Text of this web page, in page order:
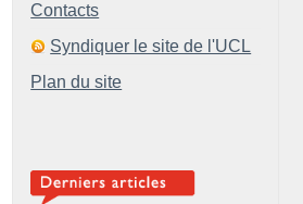
Contacts
Syndiquer le site de l'UCL
Plan du site